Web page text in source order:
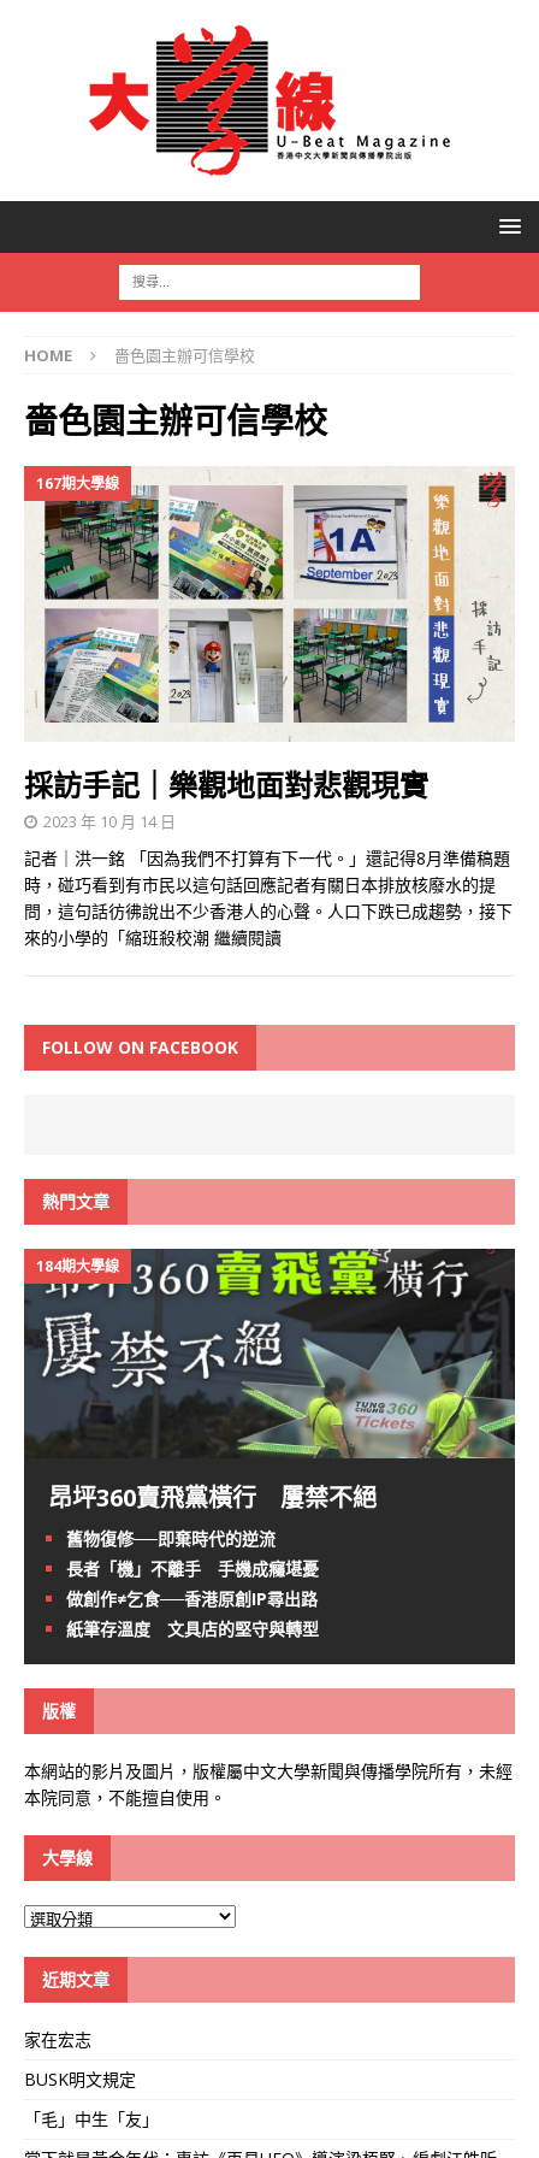
HOME 嗇色園主辦可信學校
嗇色園主辦可信學校
167期大學線
採訪手記｜樂觀地面對悲觀現實
2023 年 10 月 14 日
記者｜洪一銘 「因為我們不打算有下一代。」還記得8月準備稿題
時，碰巧看到有市民以這句話回應記者有關日本排放​​核廢水的提
問，這句話彷彿說出不少香港人的心聲。人口下跌已成趨勢，接下
來的小學的「縮班殺校潮 繼續閱讀
FOLLOW ON FACEBOOK
熱門文章
184期大學線
昂坪360賣飛黨橫行 屢禁不絕
舊物復修──即棄時代的逆流
長者「機」不離手 手機成癮堪憂
做創作≠乞食──香港原創IP尋出路
紙筆存溫度 文具店的堅守與轉型
版權
本網站的影片及圖片，版權屬中文大學新聞與傳播學院所有，未經
本院同意，不能擅自使用。
大學線
大
近期文章
家在宏志
BUSK明文規定
「毛」中生「友」